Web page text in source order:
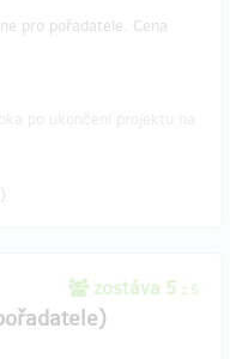
pro pořadatele. Cena
)
zostáva 5 z 5